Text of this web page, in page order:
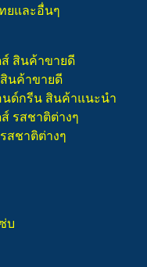
ยและอื่นๆ
สินค้าขายดี
นค้าขายดี
นด์กรีน สินค้าแนะนำ
รสชาติต่างๆ
สชาติต่างๆ
บ